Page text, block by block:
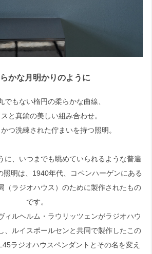
かな月明かりのように
でもない楕円の柔らかな曲線、
と真鍮の美しい組み合わせ。
つ洗練された佇まいを持つ照明。
に、いつまでも眺めていられるような普遍
照明は、1940年代、コペンハーゲンにある
（ラジオハウス）のために製作されたもの
です。
ィルヘルム・ラウリッツェンがラジオハウ
、ルイスポールセンと共同で製作したこの
ラジオハウスペンダントとその名を変え